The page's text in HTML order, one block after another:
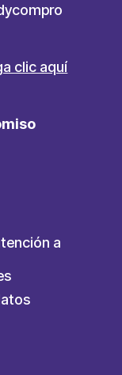
clic aquí
a